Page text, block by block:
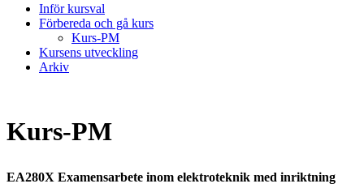
Inför kursval
Förbereda och gå kurs
Kurs-PM
Kursens utveckling
Arkiv
Kurs-PM
EA280X Examensarbete inom elektroteknik med inriktning